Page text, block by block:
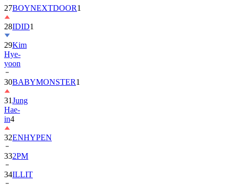
27BOYNEXTDOOR1
28IDID1
29Kim
Hye-
yoon
30BABYMONSTER1
31Jung
Hae-
in4
32ENHYPEN
332PM
34ILLIT